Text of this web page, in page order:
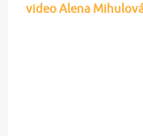
video Alena